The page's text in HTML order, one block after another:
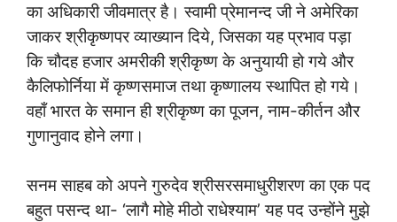
का अधिकारी जीवमात्र है। स्वामी प्रेमानन्द जी ने अमेरिका
जाकर श्रीकृष्णपर व्याख्यान दिये, जिसका यह प्रभाव पड़ा
कि चौदह हजार अमरीकी श्रीकृष्ण के अनुयायी हो गये और
कैलिफोर्निया में कृष्णसमाज तथा कृष्णालय स्थापित हो गये।
वहाँ भारत के समान ही श्रीकृष्ण का पूजन, नाम-कीर्तन और
गुणानुवाद होने लगा।
सनम साहब को अपने गुरुदेव श्रीसरसमाधुरीशरण का एक पद
बहुत पसन्द था- ‘लागै मोहे मीठो राधेश्याम’ यह पद उन्होंने मुझे